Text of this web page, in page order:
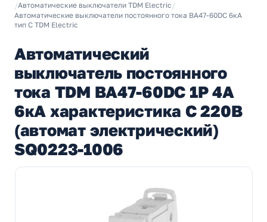
/Автоматические выключатели TDM Electric /
Автоматические выключатели постоянного тока ВА47-60DC 6кА
тип С TDM Electric
Автоматический
выключатель постоянного
тока TDM ВА47-60DC 1P 4А
6кА характеристика С 220В
(автомат электрический)
SQ0223-1006